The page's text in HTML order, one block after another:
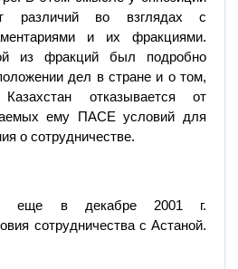
различий во взглядах с
и их фракциями.
из фракций был подробно
дел в стране и о том,
отказывается от
ему ПАСЕ условий для
о сотрудничестве.
еще в декабре 2001 г.
сотрудничества с Астаной.